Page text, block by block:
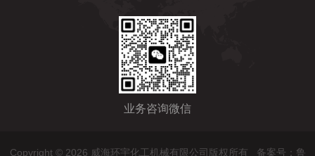
业务咨询微信
Copyright © 2026 威海环宇化工机械有限公司版权所有 备案号：鲁